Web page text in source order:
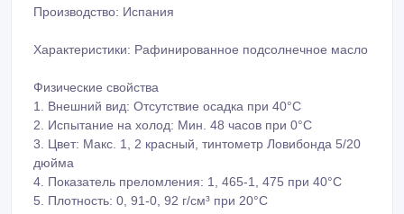
Производство: Испания
Характеристики: Рафинированное подсолнечное масло
Физические свойства
1. Внешний вид: Отсутствие осадка при 40°C
2. Испытание на холод: Мин. 48 часов при 0°C
3. Цвет: Макс. 1, 2 красный, тинтометр Ловибонда 5/20
дюйма
4. Показатель преломления: 1, 465-1, 475 при 40°C
5. Плотность: 0, 91-0, 92 г/см³ при 20°C